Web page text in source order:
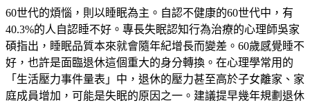
60世代的煩惱，則以睡眠為主。自認不健康的60世代中，有
40.3%的人自認睡不好。專長失眠認知行為治療的心理師吳家
碩指出，睡眠品質本來就會隨年紀增長而變差。60歲感覺睡不
好，也許是面臨退休這個重大的身分轉換。在心理學常用的
「生活壓力事件量表」中，退休的壓力甚至高於子女離家、家
庭成員增加，可能是失眠的原因之一。建議提早幾年規劃退休